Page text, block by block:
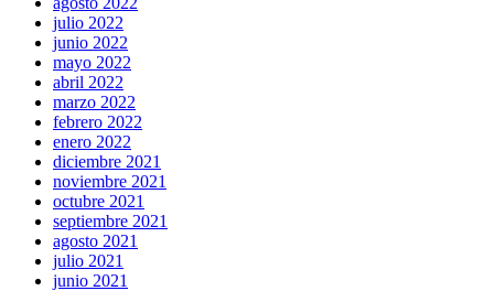
julio 2022
junio 2022
mayo 2022
abril 2022
marzo 2022
febrero 2022
enero 2022
diciembre 2021
noviembre 2021
octubre 2021
septiembre 2021
agosto 2021
julio 2021
junio 2021